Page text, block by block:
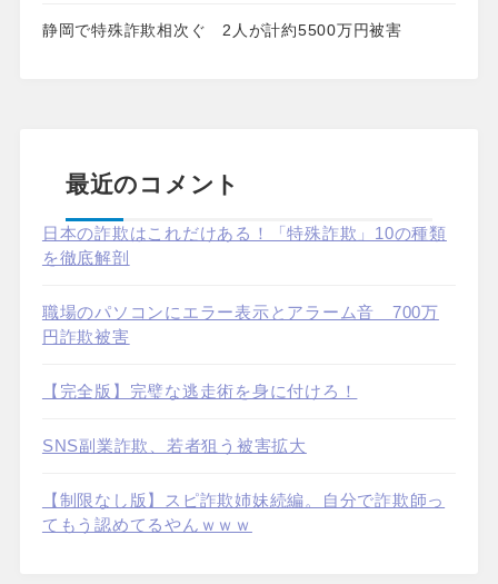
静岡で特殊詐欺相次ぐ 2人が計約5500万円被害
最近のコメント
日本の詐欺はこれだけある！「特殊詐欺」10の種類
を徹底解剖
職場のパソコンにエラー表示とアラーム音 700万
円詐欺被害
【完全版】完璧な逃走術を身に付けろ！
SNS副業詐欺、若者狙う被害拡大
【制限なし版】スピ詐欺姉妹続編。自分で詐欺師っ
てもう認めてるやんｗｗｗ